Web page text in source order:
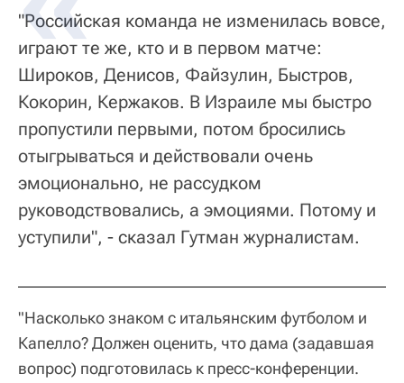
"Российская команда не изменилась вовсе,
играют те же, кто и в первом матче:
Широков, Денисов, Файзулин, Быстров,
Кокорин, Кержаков. В Израиле мы быстро
пропустили первыми, потом бросились
отыгрываться и действовали очень
эмоционально, не рассудком
руководствовались, а эмоциями. Потому и
уступили", - сказал Гутман журналистам.
"Насколько знаком с итальянским футболом и
Капелло? Должен оценить, что дама (задавшая
вопрос) подготовилась к пресс-конференции.